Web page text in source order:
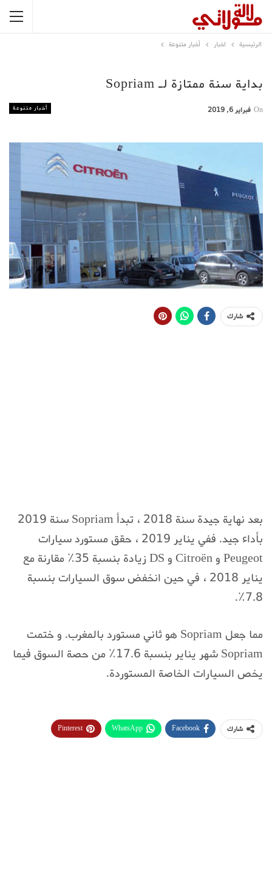
الرئيسية اخبار أخبار متنوعة
بداية سنة ممتازة لـ Sopriam
أخبار متنوعة On فبراير 6, 2019
شارك
بعد نهاية جيدة سنة 2018 ، تبدأ Sopriam سنة 2019
بأداء جيد. ففي يناير 2019 ، حقق مستورد سيارات
Peugeot و Citroën و DS زيادة بنسبة 35٪ مقارنة مع
يناير 2018 ، في حين انخفض سوق السيارات بنسبة
7.8٪.
مما جعل Sopriam هو ثاني مستورد بالمغرب. و ختمت
Sopriam شهر يناير بنسبة 17.6٪ من حصة السوق فيما
يخص السيارات الخاصة المستوردة.
شارك Facebook
WhatsApp
Pinterest